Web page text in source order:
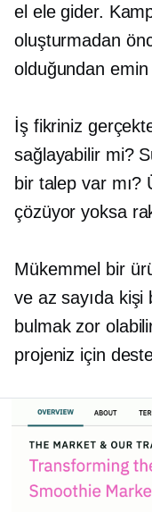
el ele gider.
oluşturmadan
olduğundan emin
İş fikriniz
sağlayabilir mi?
bir talep var mı?
çözüyor yoksa
Mükemmel bir
ve az sayıda
bulmak zor
projeniz için